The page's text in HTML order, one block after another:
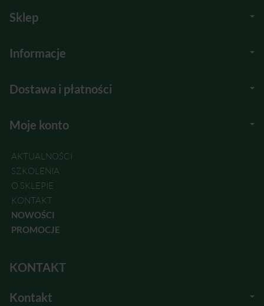
Sklep
Informacje
Dostawa i płatności
Moje konto
AKTUALNOŚCI
SZKOLENIA
O SKLEPIE
KONTAKT
NOWOŚCI
PROMOCJE
KONTAKT
Kontakt